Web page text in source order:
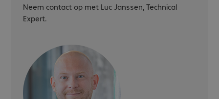
Neem contact op met Luc Janssen, Technical
Expert.